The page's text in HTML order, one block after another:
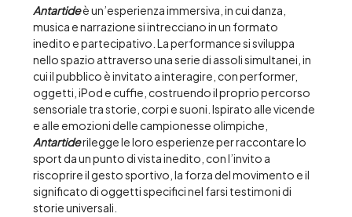
Antartide è un’esperienza immersiva, in cui danza,
musica e narrazione si intrecciano in un formato
inedito e partecipativo. La performance si sviluppa
nello spazio attraverso una serie di assoli simultanei, in
cui il pubblico è invitato a interagire, con performer,
oggetti, iPod e cuffie, costruendo il proprio percorso
sensoriale tra storie, corpi e suoni. Ispirato alle vicende
e alle emozioni delle campionesse olimpiche,
Antartide rilegge le loro esperienze per raccontare lo
sport da un punto di vista inedito, con l’invito a
riscoprire il gesto sportivo, la forza del movimento e il
significato di oggetti specifici nel farsi testimoni di
storie universali.